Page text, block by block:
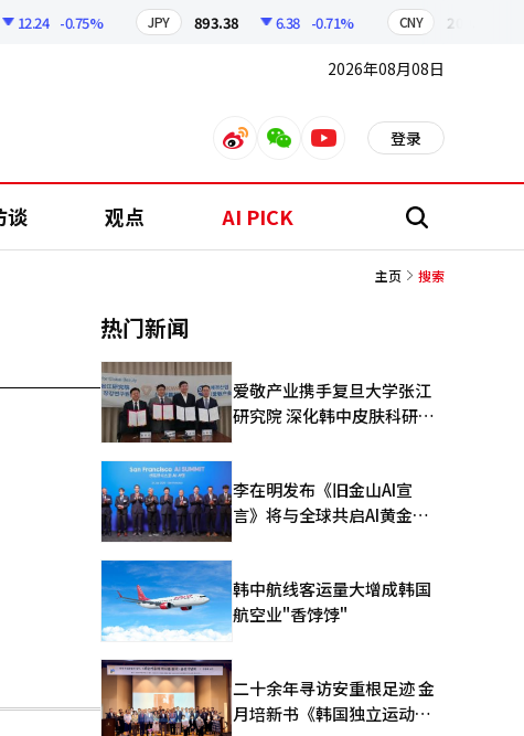
12.24 -0.75% JPY 893.38 6.38 -0.71% CNY 209.17
2026年08月08日
weiboweixinyoutube 登录
谈 观点 AI PICK 搜
主页 搜索
热门新闻
爱敬产业携手复旦大学张江
研究院 深化韩中皮肤科研合
李在明发布《旧金山AI宣
言》将与全球共启AI黄金时
韩中航线客运量大增成韩国
航空业"香饽饽"
二十余年寻访安重根足迹 金
月培新书《韩国独立运动圣